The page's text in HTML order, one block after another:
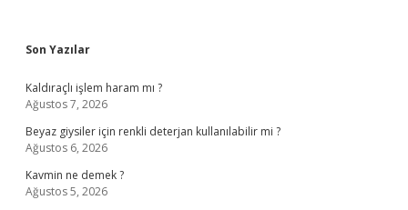
Sidebar
Son Yazılar
Kaldıraçlı işlem haram mı ?
Ağustos 7, 2026
Beyaz giysiler için renkli deterjan kullanılabilir mi ?
Ağustos 6, 2026
Kavmin ne demek ?
Ağustos 5, 2026